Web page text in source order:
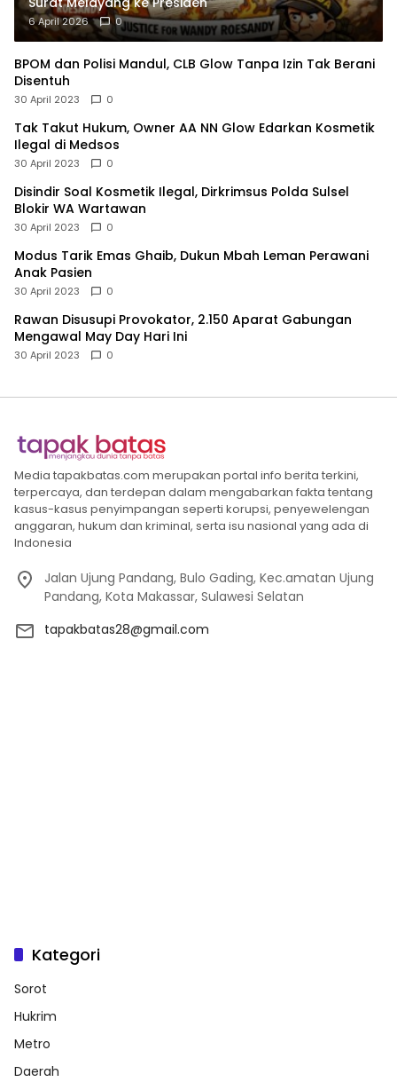
6 April 2026 0
BPOM dan Polisi Mandul, CLB Glow Tanpa Izin Tak Berani
Disentuh
30 April 2023 0
Tak Takut Hukum, Owner AA NN Glow Edarkan Kosmetik
Ilegal di Medsos
30 April 2023 0
Disindir Soal Kosmetik Ilegal, Dirkrimsus Polda Sulsel
Blokir WA Wartawan
30 April 2023 0
Modus Tarik Emas Ghaib, Dukun Mbah Leman Perawani
Anak Pasien
30 April 2023 0
Rawan Disusupi Provokator, 2.150 Aparat Gabungan
Mengawal May Day Hari Ini
30 April 2023 0
Media tapakbatas.com merupakan portal info berita terkini,
terpercaya, dan terdepan dalam mengabarkan fakta tentang
kasus-kasus penyimpangan seperti korupsi, penyewelengan
anggaran, hukum dan kriminal, serta isu nasional yang ada di
Indonesia
Jalan Ujung Pandang, Bulo Gading, Kec.amatan Ujung
Pandang, Kota Makassar, Sulawesi Selatan
tapakbatas28@gmail.com
Kategori
Sorot
Hukrim
Metro
Daerah